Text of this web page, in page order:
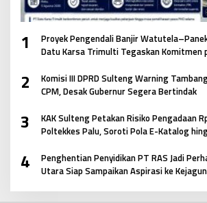
1
Proyek Pengendali Banjir
Datu Karsa Trimulti Tegaskan Komitmen
2
Komisi III DPRD Sulteng Warning
CPM, Desak Gubernur Segera Bertindak
3
KAK Sulteng Petakan Risiko Pengadaan
Poltekkes Palu, Soroti Pola E-Katalog
4
Penghentian Penyidikan PT RAS Jadi
Utara Siap Sampaikan Aspirasi ke